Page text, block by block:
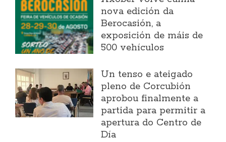
nova edición da
Berocasión, a
exposición de máis de
500 vehículos
Un tenso e ateigado
pleno de Corcubión
aprobou finalmente a
partida para permitir a
apertura do Centro de
Día